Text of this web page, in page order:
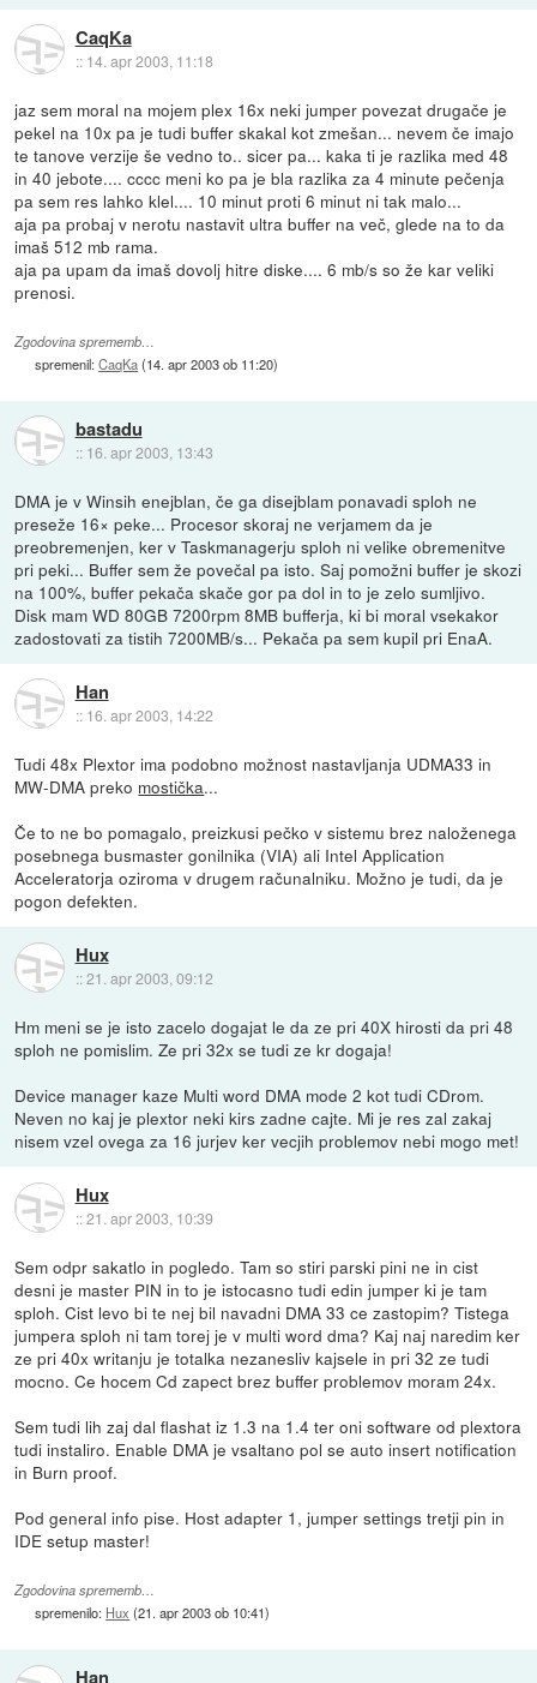
CaqKa
:: 14. apr 2003, 11:18
jaz sem moral na mojem plex 16x neki jumper povezat drugače je
pekel na 10x pa je tudi buffer skakal kot zmešan... nevem če imajo
te tanove verzije še vedno to.. sicer pa... kaka ti je razlika med 48
in 40 jebote.... cccc meni ko pa je bla razlika za 4 minute pečenja
pa sem res lahko klel.... 10 minut proti 6 minut ni tak malo...
aja pa probaj v nerotu nastavit ultra buffer na več, glede na to da
imaš 512 mb rama.
aja pa upam da imaš dovolj hitre diske.... 6 mb/s so že kar veliki
prenosi.
Zgodovina sprememb…
spremenil:CaqKa(14. apr 2003 ob 11:20)
bastadu
:: 16. apr 2003, 13:43
DMA je v Winsih enejblan, če ga disejblam ponavadi sploh ne
preseže 16× peke... Procesor skoraj ne verjamem da je
preobremenjen, ker v Taskmanagerju sploh ni velike obremenitve
pri peki... Buffer sem že povečal pa isto. Saj pomožni buffer je skozi
na 100%, buffer pekača skače gor pa dol in to je zelo sumljivo.
Disk mam WD 80GB 7200rpm 8MB bufferja, ki bi moral vsekakor
zadostovati za tistih 7200MB/s... Pekača pa sem kupil pri EnaA.
Han
:: 16. apr 2003, 14:22
Tudi 48x Plextor ima podobno možnost nastavljanja UDMA33 in
MW-DMA preko mostička...
Če to ne bo pomagalo, preizkusi pečko v sistemu brez naloženega
posebnega busmaster gonilnika (VIA) ali Intel Application
Acceleratorja oziroma v drugem računalniku. Možno je tudi, da je
pogon defekten.
Hux
::21. apr 2003, 09:12
Hm meni se je isto zacelo dogajat le da ze pri 40X hirosti da pri 48
sploh ne pomislim. Ze pri 32x se tudi ze kr dogaja!
Device manager kaze Multi word DMA mode 2 kot tudi CDrom.
Neven no kaj je plextor neki kirs zadne cajte. Mi je res zal zakaj
nisem vzel ovega za 16 jurjev ker vecjih problemov nebi mogo met!
Hux
::21. apr 2003, 10:39
Sem odpr sakatlo in pogledo. Tam so stiri parski pini ne in cist
desni je master PIN in to je istocasno tudi edin jumper ki je tam
sploh. Cist levo bi te nej bil navadni DMA 33 ce zastopim? Tistega
jumpera sploh ni tam torej je v multi word dma? Kaj naj naredim ker
ze pri 40x writanju je totalka nezanesliv kajsele in pri 32 ze tudi
mocno. Ce hocem Cd zapect brez buffer problemov moram 24x.
Sem tudi lih zaj dal flashat iz 1.3 na 1.4 ter oni software od plextora
tudi instaliro. Enable DMA je vsaltano pol se auto insert notification
in Burn proof.
Pod general info pise. Host adapter 1, jumper settings tretji pin in
IDE setup master!
Zgodovina sprememb…
spremenilo: Hux (21. apr 2003 ob 10:41)
Han